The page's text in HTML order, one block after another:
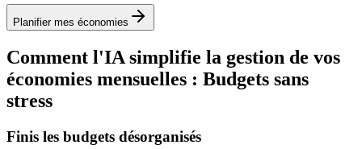
Planifier mes économies
Comment l'IA simplifie la gestion de vos
économies mensuelles : Budgets sans
stress
Finis les budgets désorganisés